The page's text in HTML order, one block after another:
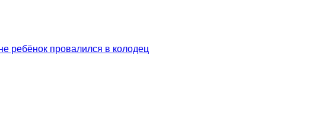
ребёнок провалился в колодец